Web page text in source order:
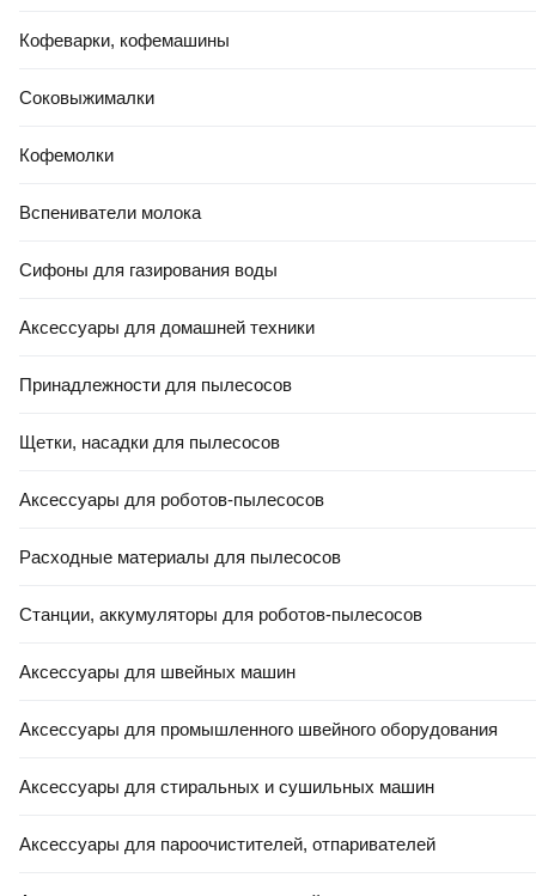
Кофеварки, кофемашины
Соковыжималки
Кофемолки
Вспениватели молока
Сифоны для газирования воды
Аксессуары для домашней техники
Принадлежности для пылесосов
Щетки, насадки для пылесосов
Аксессуары для роботов-пылесосов
Расходные материалы для пылесосов
Станции, аккумуляторы для роботов-пылесосов
Аксессуары для швейных машин
Аксессуары для промышленного швейного оборудования
Аксессуары для стиральных и сушильных машин
Аксессуары для пароочистителей, отпаривателей